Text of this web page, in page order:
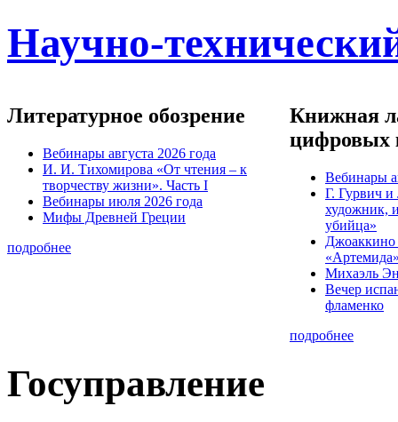
Научно-
Литературное обозрение
Вебинары августа 2026 года
И. И. Тихомирова «От чтения – к
творчеству жизни». Часть I
Вебинары июля 2026 года
Мифы Древней Греции
подробнее
Книжная
цифровых
Вебинары
Г. Гурвич
художник,
убийца»
Михаэль
Вечер
фламенко
подробнее
Госуправление